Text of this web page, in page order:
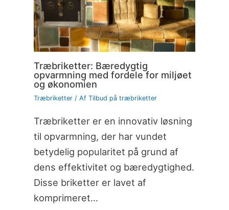
Træbriketter: Bæredygtig
opvarmning med fordele for miljøet
og økonomien
Træbriketter/ Af Tilbud på træbriketter
Træbriketter er en innovativ løsning
til opvarmning, der har vundet
betydelig popularitet på grund af
dens effektivitet og bæredygtighed.
Disse briketter er lavet af
komprimeret…